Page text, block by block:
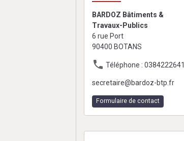
BARDOZ Bâtiments &
Travaux-Publics
6 rue Port
90400 BOTANS
Téléphone : 0384222641
secretaire@bardoz-btp.fr
Formulaire de contact